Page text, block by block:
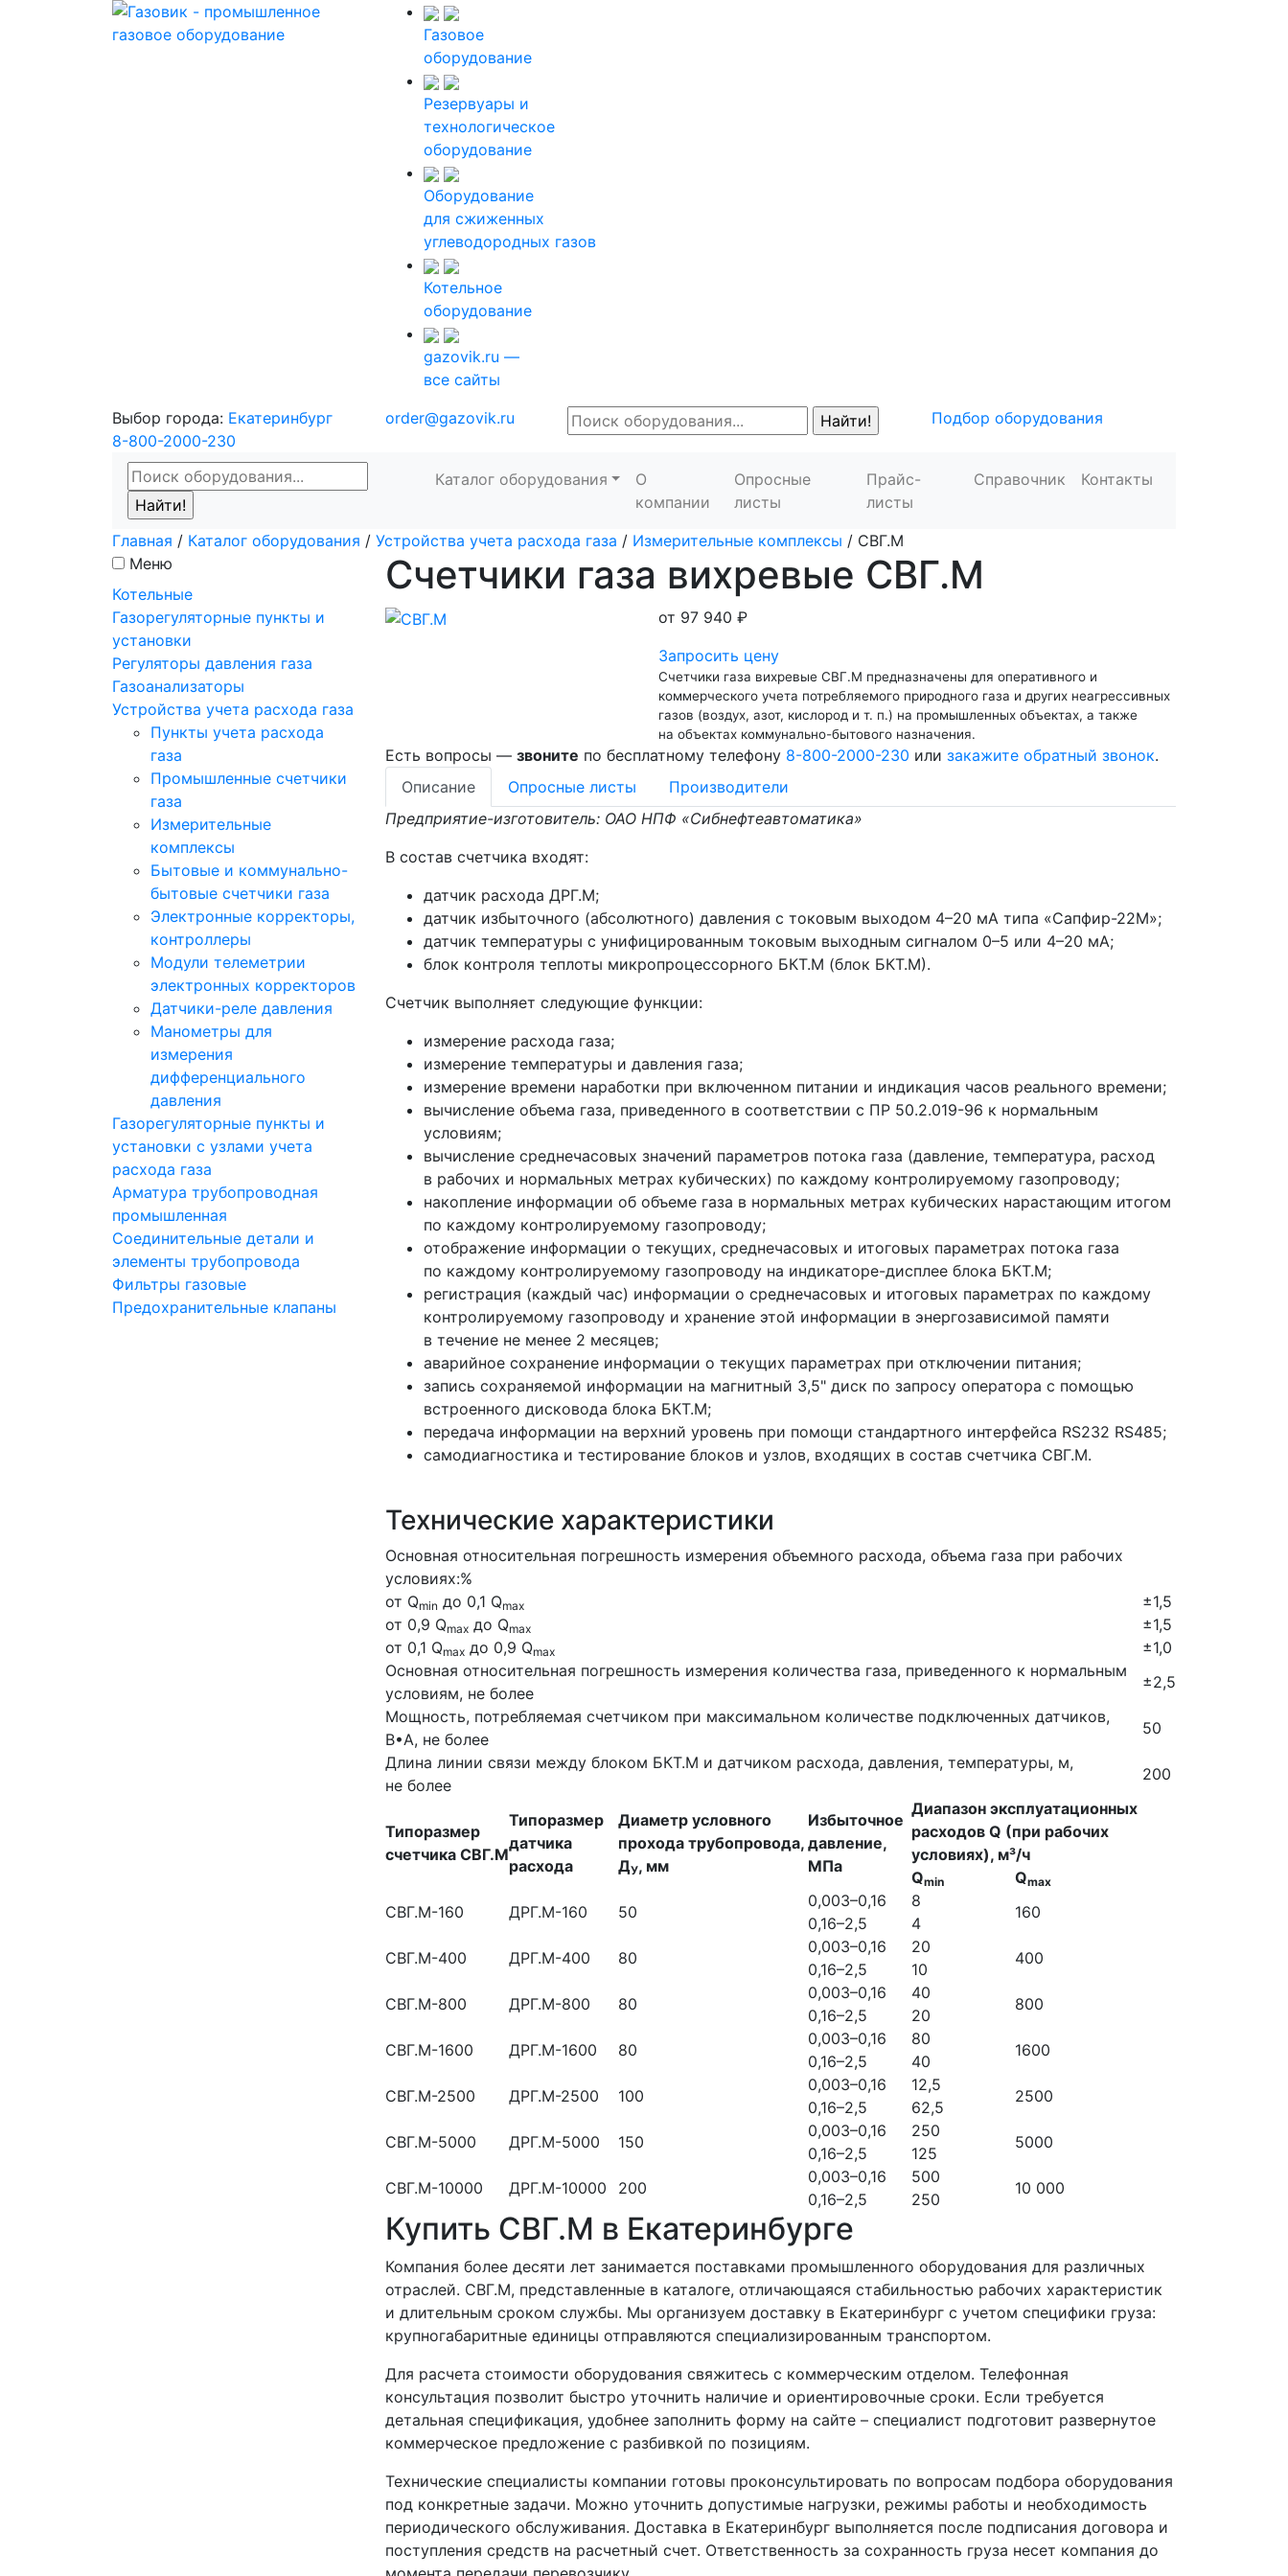
Газовое
оборудование
Резервуары и
технологическое
оборудование
Оборудование
для сжиженных
углеводородных газов
Котельное
оборудование
gazovik.ru —
все сайты
Выбор города: Екатеринбург
8-800-2000-230
order@gazovik.ru Подбор оборудования
Каталог оборудования
О
компании
Опросные
листы
Прайс-
листы
Справочник Контакты
Главная / Каталог оборудования / Устройства учета расхода газа / Измерительные комплексы / СВГ.М
Меню
Котельные
Газорегуляторные пункты и
установки
Регуляторы давления газа
Газоанализаторы
Устройства учета расхода газа
Пункты учета расхода
газа
Промышленные счетчики
газа
Измерительные
комплексы
Бытовые и коммунально-
бытовые счетчики газа
Электронные корректоры,
контроллеры
Модули телеметрии
электронных корректоров
Датчики-реле давления
Манометры для
измерения
дифференциального
давления
Газорегуляторные пункты и
установки с узлами учета
расхода газа
Арматура трубопроводная
промышленная
Соединительные детали и
элементы трубопровода
Фильтры газовые
Предохранительные клапаны
Счетчики газа вихревые СВГ.М
от 97 940 ₽
Запросить цену
Счетчики газа вихревые СВГ.М предназначены для оперативного и
коммерческого учета потребляемого природного газа и других неагрессивных
газов (воздух, азот, кислород и т. п.) на промышленных объектах, а также
на объектах коммунально-бытового назначения.
Есть вопросы — звоните по бесплатному телефону 8-800-2000-230 или закажите обратный звонок.
Описание
Опросные листы
Производители
Предприятие-изготовитель: ОАО НПФ «Сибнефтеавтоматика»
В состав счетчика входят:
датчик расхода ДРГ.М;
датчик избыточного (абсолютного) давления с токовым выходом 4–20 мА типа «Сапфир-22М»;
датчик температуры с унифицированным токовым выходным сигналом 0–5 или 4–20 мА;
блок контроля теплоты микропроцессорного БКТ.М (блок БКТ.М).
Счетчик выполняет следующие функции:
измерение расхода газа;
измерение температуры и давления газа;
измерение времени наработки при включенном питании и индикация часов реального времени;
вычисление объема газа, приведенного в соответствии с ПР 50.2.019-96 к нормальным
условиям;
вычисление среднечасовых значений параметров потока газа (давление, температура, расход
в рабочих и нормальных метрах кубических) по каждому контролируемому газопроводу;
накопление информации об объеме газа в нормальных метрах кубических нарастающим итогом
по каждому контролируемому газопроводу;
отображение информации о текущих, среднечасовых и итоговых параметрах потока газа
по каждому контролируемому газопроводу на индикаторе-дисплее блока БКТ.М;
регистрация (каждый час) информации о среднечасовых и итоговых параметрах по каждому
контролируемому газопроводу и хранение этой информации в энергозависимой памяти
в течение не менее 2 месяцев;
аварийное сохранение информации о текущих параметрах при отключении питания;
запись сохраняемой информации на магнитный 3,5" диск по запросу оператора с помощью
встроенного дисковода блока БКТ.М;
передача информации на верхний уровень при помощи стандартного интерфейса RS232 RS485;
самодиагностика и тестирование блоков и узлов, входящих в состав счетчика СВГ.М.
Технические характеристики
Основная относительная погрешность измерения объемного расхода, объема газа при рабочих
условиях:%
от Qmin до 0,1 Qmax
±1,5
от 0,9 Qmax до Qmax
±1,5
от 0,1 Qmax до 0,9 Qmax
±1,0
Основная относительная погрешность измерения количества газа, приведенного к нормальным
условиям, не более
±2,5
Мощность, потребляемая счетчиком при максимальном количестве подключенных датчиков,
В•А, не более
50
Длина линии связи между блоком БКТ.М и датчиком расхода, давления, температуры, м,
не более
200
Типоразмер
счетчика СВГ.М
Типоразмер
датчика
расхода
Диаметр условного
прохода трубопровода,
ДУ, мм
Избыточное
давление,
МПа
Диапазон эксплуатационных
расходов Q (при рабочих
условиях), м³/ч
Qmin Qmax
СВГ.М-160 ДРГ.М-160 50
0,003–0,16 8
160
0,16–2,5
4
СВГ.М-400
ДРГ.М-400 80
0,003–0,16 20
400
0,16–2,5
10
СВГ.М-800
ДРГ.М-800 80
0,003–0,16 40
800
0,16–2,5
20
СВГ.М-1600
ДРГ.М-1600 80
0,003–0,16 80
1600
0,16–2,5
40
СВГ.М-2500
ДРГ.М-2500 100
0,003–0,16 12,5
2500
0,16–2,5
62,5
СВГ.М-5000
ДРГ.М-5000 150
0,003–0,16 250
5000
0,16–2,5
125
СВГ.М-10000
ДРГ.М-10000 200
0,003–0,16 500
10 000
0,16–2,5 250
Купить СВГ.М в Екатеринбурге
Компания более десяти лет занимается поставками промышленного оборудования для различных
отраслей. СВГ.М, представленные в каталоге, отличающаяся стабильностью рабочих характеристик
и длительным сроком службы. Мы организуем доставку в Екатеринбург с учетом специфики груза:
крупногабаритные единицы отправляются специализированным транспортом.
Для расчета стоимости оборудования свяжитесь с коммерческим отделом. Телефонная
консультация позволит быстро уточнить наличие и ориентировочные сроки. Если требуется
детальная спецификация, удобнее заполнить форму на сайте – специалист подготовит развернутое
коммерческое предложение с разбивкой по позициям.
Технические специалисты компании готовы проконсультировать по вопросам подбора оборудования
под конкретные задачи. Можно уточнить допустимые нагрузки, режимы работы и необходимость
периодического обслуживания. Доставка в Екатеринбург выполняется после подписания договора и
поступления средств на расчетный счет. Ответственность за сохранность груза несет компания до